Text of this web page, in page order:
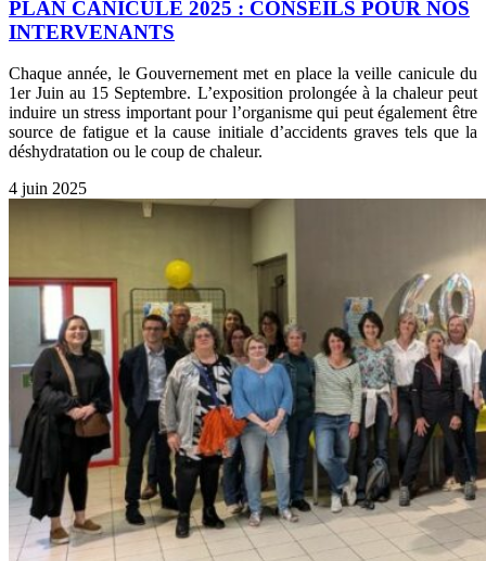
PLAN CANICULE 2025 : CONSEILS POUR NOS
INTERVENANTS
Chaque année, le Gouvernement met en place la veille canicule du
1er Juin au 15 Septembre. L’exposition prolongée à la chaleur peut
induire un stress important pour l’organisme qui peut également être
source de fatigue et la cause initiale d’accidents graves tels que la
déshydratation ou le coup de chaleur.
4 juin 2025